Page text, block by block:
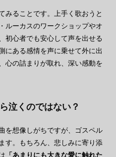
みることです。上手く歌おうと
ルーカスのワークショップやオ
初心者でも安心して声を出せる
にある感情を声に乗せて外に出
心の詰まりが取れ、深い感動を
泣くのではない？
を想像しがちですが、ゴスペル
す。もちろん、悲しみに寄り添
「あまりにも大きな愛に触れた